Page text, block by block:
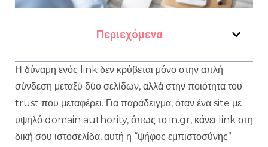
Περιεχόμενα
Η δύναμη ενός link δεν κρύβεται μόνο στην απλή
σύνδεση μεταξύ δύο σελίδων, αλλά στην ποιότητα του
trust που μεταφέρει. Για παράδειγμα, όταν ένα site με
υψηλό domain authority, όπως το in.gr, κάνει link στη
δική σου ιστοσελίδα, αυτή η “ψήφος εμπιστοσύνης”